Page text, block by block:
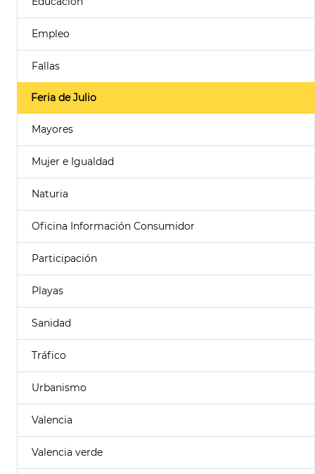
Empleo
Fallas
Feria de Julio
Mayores
Mujer e Igualdad
Naturia
Oficina Información Consumidor
Participación
Playas
Sanidad
Tráfico
Urbanismo
Valencia
Valencia verde